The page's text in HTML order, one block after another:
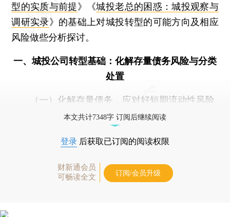
型的实质与前提》《城投老总的困惑：城投观察与
调研实录》的基础上对城投转型的可能方向及相应
风险做些分析探讨。
一、城投公司转型基础：化解存量债务风险与分类
处置
（一）化解存量债务，应对好短期流动性风险
本文共计7348字 订阅后继续阅读
登录 后获取已订阅的阅读权限
财新通会员
可畅读全文
订阅/会员升级